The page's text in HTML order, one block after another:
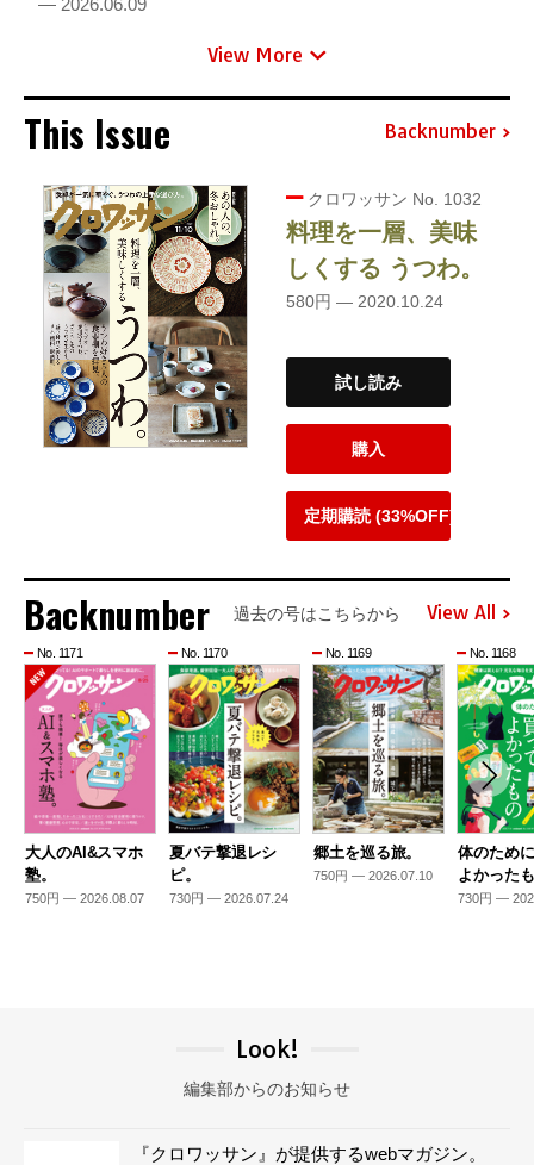
View More
This Issue Backnumber
クロワッサン No. 1032
料理を一層、美味
しくする うつわ。
580円 — 2020.10.24
試し読み
購入
定期購読 (33%OFF)
Backnumber 過去の号はこちらから View All
No. 1171
大人のAI&スマホ
塾。
750円 — 2026.08.07
No. 1170
夏バテ撃退レシ
ピ。
730円 — 2026.07.24
No. 1169
郷土を巡る旅。
750円 — 2026.07.10
No. 1168
体のため
よかった
730円 —
Look!
編集部からのお知らせ
『クロワッサン』が提供するwebマガジン。